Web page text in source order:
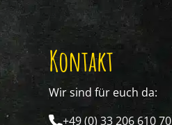
Kontakt
Wir sind für euch da:
+49 (0) 33 206 610 70